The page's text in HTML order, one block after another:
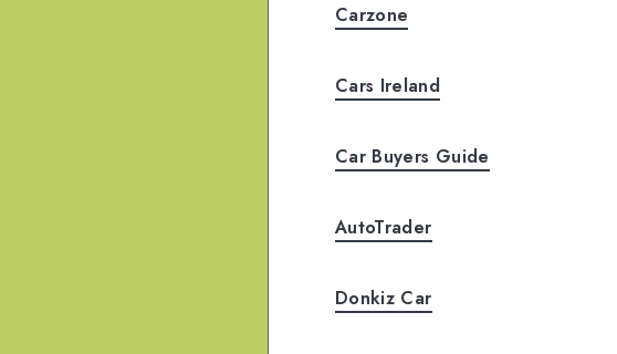
Carzone
Cars Ireland
Car Buyers Guide
AutoTrader
Donkiz Car